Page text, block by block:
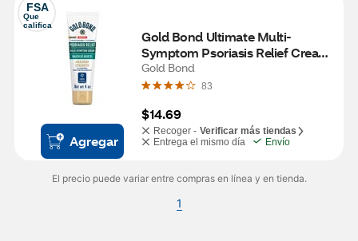
FSA
Que
califica
Agregar
Gold Bond Ultimate Multi-
Symptom Psoriasis Relief Cream
for Itchy & Scaling Skin, 4 OZ
Gold Bond
83
$14.69
Recoger - Verificar más tiendas
Entrega el mismo día
Envío
El precio puede variar entre compras en línea y en tienda.
1